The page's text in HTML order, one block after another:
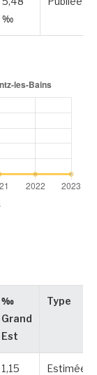
‰
‰
Grand
Est
Type
1,15
Estimée